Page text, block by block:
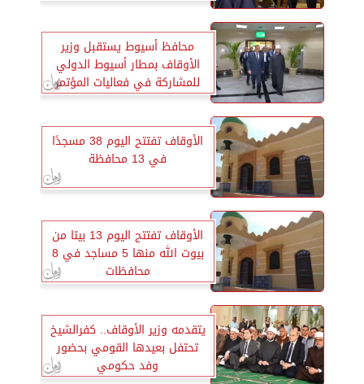
محافظ أسيوط يستقبل وزير
الأوقاف بمطار أسيوط الدولي
للمشاركة في فعاليات المؤتمر
الختامي لنموذج محاكاة التعاون
الأوقاف تفتتح اليوم 38 مسجدًا
في 13 محافظة
الأوقاف تفتتح اليوم 13 بيتا من
بيوت الله منها 5 مساجد في 8
محافظات
يتقدمه وزير الأوقاف.. كفرالشيخ
تحتفل بعيدها القومي بحضور
وفد حكومي